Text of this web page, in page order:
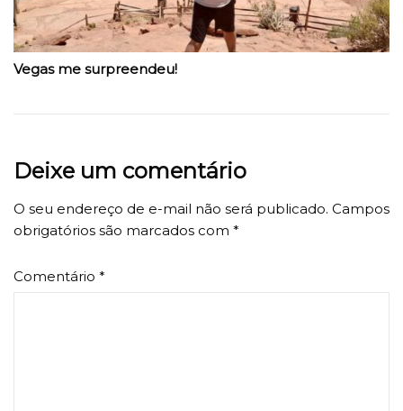
Vegas me surpreendeu!
Deixe um comentário
O seu endereço de e-mail não será publicado. Campos
obrigatórios são marcados com *
Comentário *